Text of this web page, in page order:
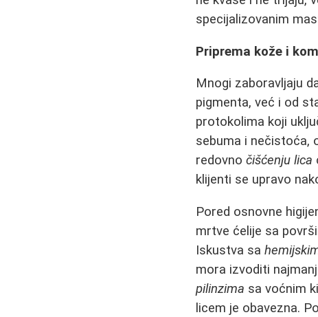
specijalizovanim
Priprema kože i
Mnogi zaboravljaju
pigmenta, već i od
protokolima koji
sebuma i nečistoća,
redovnočišćenju lica
klijenti se upravo
Pored osnovne
mrtve ćelije sa
Iskustva sa
mora izvoditi
pilinzima sa voćnim
licem je obavezna.